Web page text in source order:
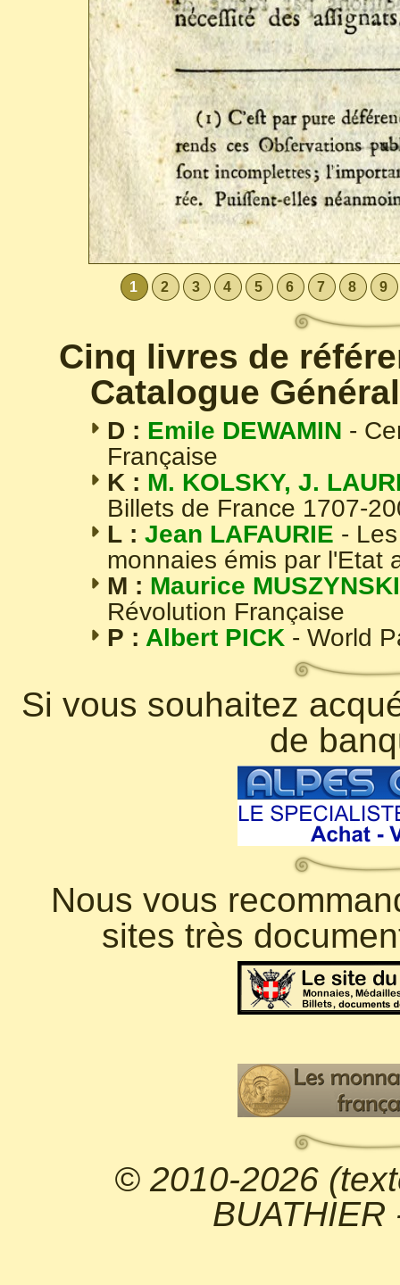
1 2 3 4 5 6 7 8 9
Cinq livres de
Catalogue
D : Emile DEWAMIN -
Française
K : M. KOLSKY, J.
Billets de France 1707-
L : Jean LAFAURIE -
monnaies émis par l'Etat
M : Maurice MUSZYNSKI
Révolution Française
P : Albert PICK - World
Si vous souhaitez
de
Nous vous
sites très
© 2010-2026